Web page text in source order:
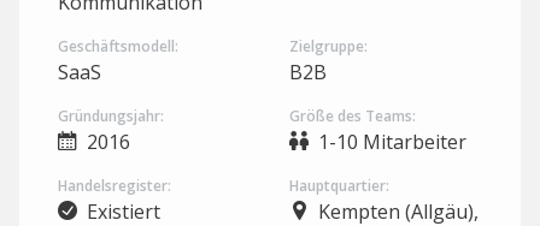
Geschäftsmodell:
SaaS
Zielgruppe:
B2B
Gründungsjahr:
2016
Größe des Teams:
1-10 Mitarbeiter
Handelsregister:
Existiert
Hauptquartier:
Kempten (Allgäu),